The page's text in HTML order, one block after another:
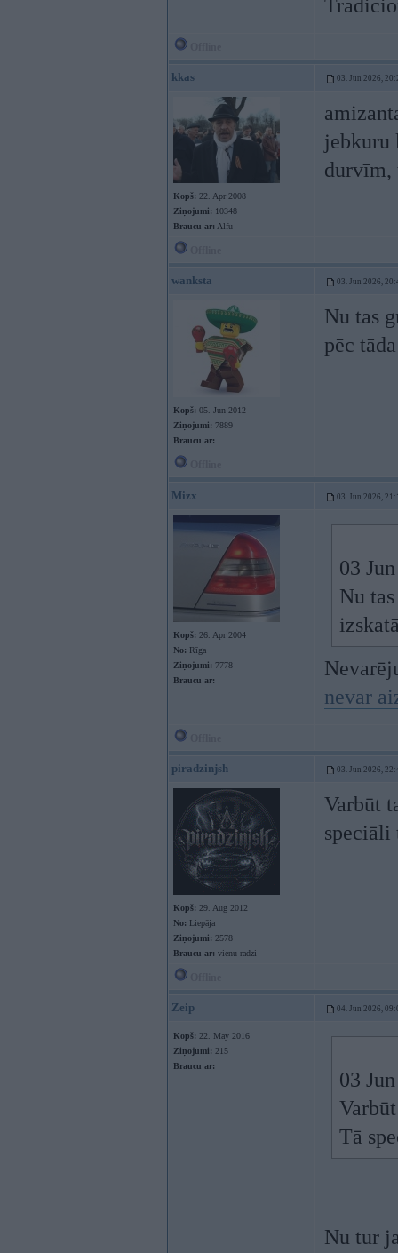
kkas 03. Jun 2026,
Kopš: 22. Apr 2008
Ziņojumi: 10348
Braucu ar: Alfu
jebkuru
durvīm,
wanksta 03. Jun 2026,
Kopš: 05. Jun 2012
Ziņojumi: 7889
Braucu ar:
Nu tas
pēc
Mizx 03. Jun 2026,
Kopš: 26. Apr 2004
No: Rīga
Ziņojumi: 7778
Braucu ar:
03
Nu
nevar
piradzinjsh 03. Jun 2026,
Kopš: 29. Aug 2012
No: Liepāja
Ziņojumi: 2578
Braucu ar: vienu radzi
Varbūt
speciāli
Zeip 04. Jun 2026,
Kopš: 22. May 2016
Ziņojumi: 215
Braucu ar:
03
Tā
Nu tur